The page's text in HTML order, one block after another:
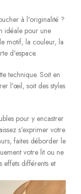
à l'originalité ?
idéale pour une
motif, la couleur, la
d'espace.
technique. Soit en
l'œil, soit des styles
pour y encastrer
s'exprimer votre
faites déborder le
votre lit ou ne
différents et